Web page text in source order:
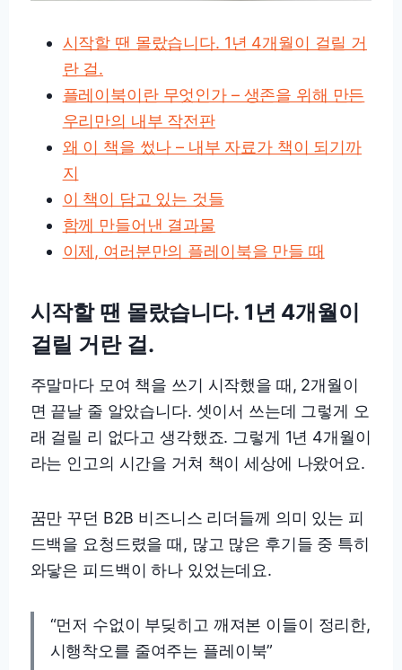
시작할 땐 몰랐습니다. 1년 4개월이 걸릴 거
란 걸.
플레이북이란 무엇인가 – 생존을 위해 만든
우리만의 내부 작전판
왜 이 책을 썼나 – 내부 자료가 책이 되기까
지
이 책이 담고 있는 것들
함께 만들어낸 결과물
이제, 여러분만의 플레이북을 만들 때
시작할 땐 몰랐습니다. 1년 4개월이
걸릴 거란 걸.
주말마다 모여 책을 쓰기 시작했을 때, 2개월이
면 끝날 줄 알았습니다. 셋이서 쓰는데 그렇게 오
래 걸릴 리 없다고 생각했죠. 그렇게 1년 4개월이
라는 인고의 시간을 거쳐 책이 세상에 나왔어요.
꿈만 꾸던 B2B 비즈니스 리더들께 의미 있는 피
드백을 요청드렸을 때, 많고 많은 후기들 중 특히
와닿은 피드백이 하나 있었는데요.
“먼저 수없이 부딪히고 깨져본 이들이 정리한,
시행착오를 줄여주는 플레이북”